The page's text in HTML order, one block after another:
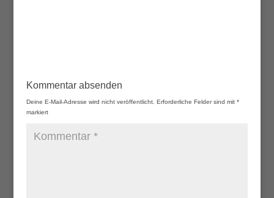
Kommentar absenden
Deine E-Mail-Adresse wird nicht veröffentlicht. Erforderliche Felder sind mit *
markiert